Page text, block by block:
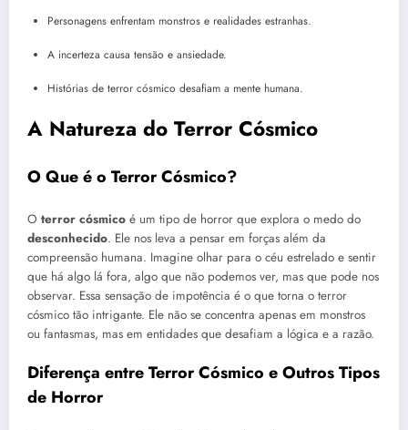
Personagens enfrentam monstros e realidades estranhas.
A incerteza causa tensão e ansiedade.
Histórias de terror cósmico desafiam a mente humana.
A Natureza do Terror Cósmico
O Que é o Terror Cósmico?
O terror cósmico é um tipo de horror que explora o medo do
desconhecido. Ele nos leva a pensar em forças além da
compreensão humana. Imagine olhar para o céu estrelado e sentir
que há algo lá fora, algo que não podemos ver, mas que pode nos
observar. Essa sensação de impotência é o que torna o terror
cósmico tão intrigante. Ele não se concentra apenas em monstros
ou fantasmas, mas em entidades que desafiam a lógica e a razão.
Diferença entre Terror Cósmico e Outros Tipos
de Horror